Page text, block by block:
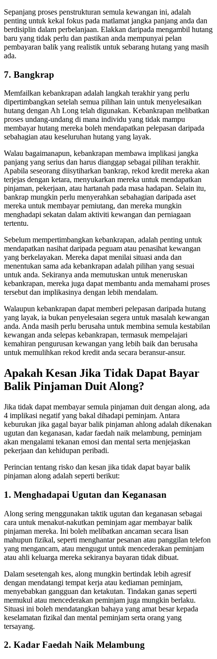
Sepanjang proses penstrukturan semula kewangan ini, adalah
penting untuk kekal fokus pada matlamat jangka panjang anda dan
berdisiplin dalam perbelanjaan. Elakkan daripada mengambil hutang
baru yang tidak perlu dan pastikan anda mempunyai pelan
pembayaran balik yang realistik untuk sebarang hutang yang masih
ada.
7. Bangkrap
Memfailkan kebankrapan adalah langkah terakhir yang perlu
dipertimbangkan setelah semua pilihan lain untuk menyelesaikan
hutang dengan Ah Long telah digunakan. Kebankrapan melibatkan
proses undang-undang di mana individu yang tidak mampu
membayar hutang mereka boleh mendapatkan pelepasan daripada
sebahagian atau keseluruhan hutang yang layak.
Walau bagaimanapun, kebankrapan membawa implikasi jangka
panjang yang serius dan harus dianggap sebagai pilihan terakhir.
Apabila seseorang diisytiharkan bankrap, rekod kredit mereka akan
terjejas dengan ketara, menyukarkan mereka untuk mendapatkan
pinjaman, pekerjaan, atau hartanah pada masa hadapan. Selain itu,
bankrap mungkin perlu menyerahkan sebahagian daripada aset
mereka untuk membayar pemiutang, dan mereka mungkin
menghadapi sekatan dalam aktiviti kewangan dan perniagaan
tertentu.
Sebelum mempertimbangkan kebankrapan, adalah penting untuk
mendapatkan nasihat daripada peguam atau penasihat kewangan
yang berkelayakan. Mereka dapat menilai situasi anda dan
menentukan sama ada kebankrapan adalah pilihan yang sesuai
untuk anda. Sekiranya anda memutuskan untuk meneruskan
kebankrapan, mereka juga dapat membantu anda memahami proses
tersebut dan implikasinya dengan lebih mendalam.
Walaupun kebankrapan dapat memberi pelepasan daripada hutang
yang layak, ia bukan penyelesaian segera untuk masalah kewangan
anda. Anda masih perlu berusaha untuk membina semula kestabilan
kewangan anda selepas kebankrapan, termasuk mempelajari
kemahiran pengurusan kewangan yang lebih baik dan berusaha
untuk memulihkan rekod kredit anda secara beransur-ansur.
Apakah Kesan Jika Tidak Dapat Bayar
Balik Pinjaman Duit Along?
Jika tidak dapat membayar semula pinjaman duit dengan along, ada
4 implikasi negatif yang bakal dihadapi peminjam. Antara
keburukan jika gagal bayar balik pinjaman ahlong adalah dikenakan
ugutan dan keganasan, kadar faedah naik melambung, peminjam
akan mengalami tekanan emosi dan mental serta menjejaskan
pekerjaan dan kehidupan peribadi.
Perincian tentang risko dan kesan jika tidak dapat bayar balik
pinjaman along adalah seperti berikut:
1. Menghadapai Ugutan dan Keganasan
Along sering menggunakan taktik ugutan dan keganasan sebagai
cara untuk menakut-nakutkan peminjam agar membayar balik
pinjaman mereka. Ini boleh melibatkan ancaman secara lisan
mahupun fizikal, seperti menghantar pesanan atau panggilan telefon
yang mengancam, atau mengugut untuk mencederakan peminjam
atau ahli keluarga mereka sekiranya bayaran tidak dibuat.
Dalam sesetengah kes, along mungkin bertindak lebih agresif
dengan mendatangi tempat kerja atau kediaman peminjam,
menyebabkan gangguan dan ketakutan. Tindakan ganas seperti
memukul atau mencederakan peminjam juga mungkin berlaku.
Situasi ini boleh mendatangkan bahaya yang amat besar kepada
keselamatan fizikal dan mental peminjam serta orang yang
tersayang.
2. Kadar Faedah Naik Melambung